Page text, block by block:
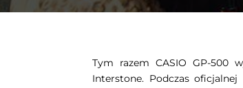
Tym razem CASIO GP-500
Interstone. Podczas